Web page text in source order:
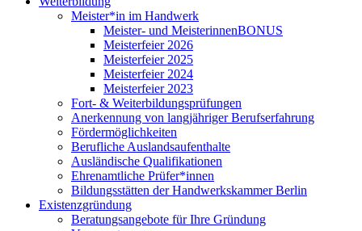
Meister*in im Handwerk
Meister- und MeisterinnenBONUS
Meisterfeier 2026
Meisterfeier 2025
Meisterfeier 2024
Meisterfeier 2023
Fort- & Weiterbildungsprüfungen
Anerkennung von langjähriger Berufserfahrung
Fördermöglichkeiten
Berufliche Auslandsaufenthalte
Ausländische Qualifikationen
Ehrenamtliche Prüfer*innen
Bildungsstätten der Handwerkskammer Berlin
Existenzgründung
Beratungsangebote für Ihre Gründung